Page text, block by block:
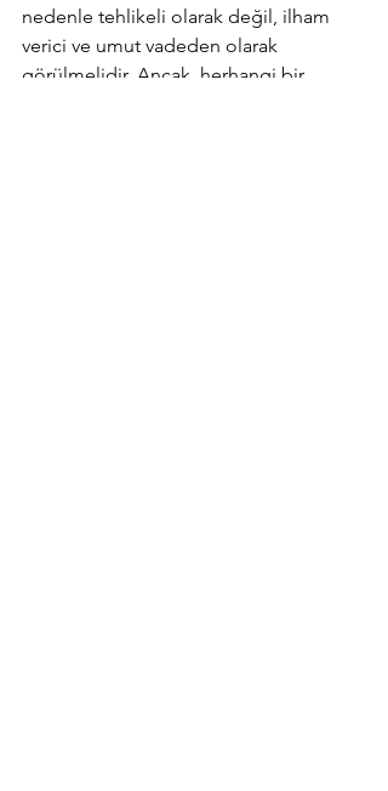
nedenle tehlikeli olarak değil, ilham
verici ve umut vadeden olarak
görülmelidir. Ancak, herhangi bir